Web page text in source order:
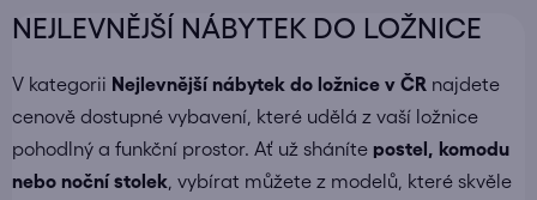
NEJLEVNĚJŠÍ NÁBYTEK DO LOŽNICE
V kategorii Nejlevnější nábytek do ložnice v ČR najdete
cenově dostupné vybavení, které udělá z vaší ložnice
pohodlný a funkční prostor. Ať už sháníte postel, komodu
nebo noční stolek , vybírat můžete z modelů, které skvěle